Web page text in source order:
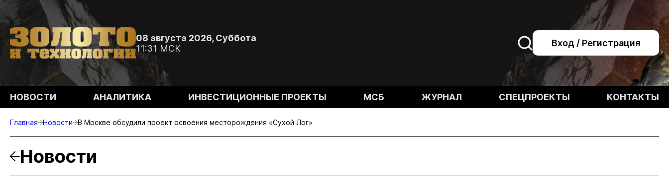
08 августа 2026, Суббота
11:31 МСК
Вход / Регистрация
НОВОСТИ АНАЛИТИКА ИНВЕСТИЦИОННЫЕ ПРОЕКТЫ МСБ ЖУРНАЛ СПЕЦПРОЕКТЫ КОНТАКТЫ
Главная Новости В Москве обсудили проект освоения месторождения «Сухой Лог»
Новости